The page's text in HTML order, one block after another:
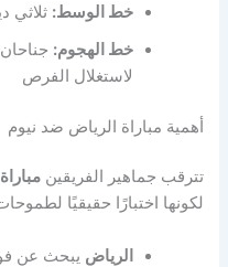
خط الوسط: ثلاثي
خط الهجوم:
لاستغلال الفرص
أهمية مباراة الرياض ضد نيوم
تترقب جماهير الفريقين
لكونها اختبارًا حقيقيًا
الرياض يبحث عن